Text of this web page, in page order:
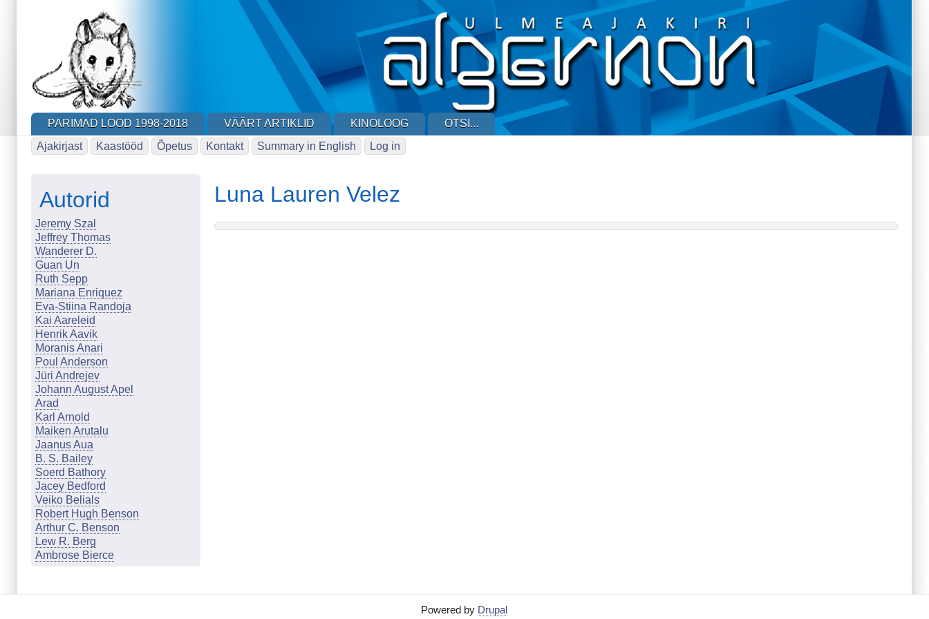
PARIMAD LOOD 1998-2018 VÄÄRT ARTIKLID KINOLOOG
OTSI...
Ajakirjast
Kaastööd Õpetus Kontakt Summary in English Log in
Autorid
Jeremy Szal
Jeffrey Thomas
Wanderer D.
Guan Un
Ruth Sepp
Mariana Enriquez
Eva-Stiina Randoja
Kai Aareleid
Henrik Aavik
Moranis Anari
Poul Anderson
Jüri Andrejev
Johann August Apel
Arad
Karl Arnold
Maiken Arutalu
Jaanus Aua
B. S. Bailey
Soerd Bathory
Jacey Bedford
Veiko Belials
Robert Hugh Benson
Arthur C. Benson
Lew R. Berg
Ambrose Bierce
Luna Lauren Velez
Powered by Drupal